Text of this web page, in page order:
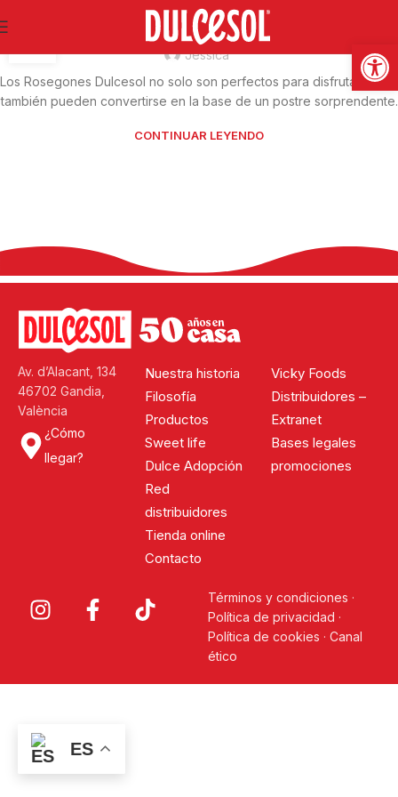
Tarta crujiente de Rosegones Dulcesol
Jessica
Los Rosegones Dulcesol no solo son perfectos para disfrutar solos:
también pueden convertirse en la base de un postre sorprendente.
CONTINUAR LEYENDO
Av. d’Alacant, 134
46702 Gandia,
València
¿Cómo
llegar?
Nuestra historia
Filosofía
Productos
Sweet life
Dulce Adopción
Red
distribuidores
Tienda online
Contacto
Vicky Foods
Distribuidores –
Extranet
Bases legales
promociones
Términos y condiciones ·
Política de privacidad ·
Política de cookies · Canal
ético
ES